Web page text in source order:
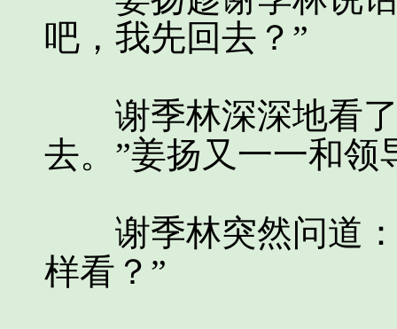
吧，我先回去？”
谢季林深深地看了
去。”姜扬又一一和领
谢季林突然问道：
样看？”